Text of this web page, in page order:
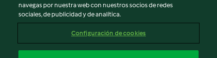
Aviso legal
Información legal
Reportar contenido
navegas por nuestra web con nuestros socios de redes
sociales, de publicidad y de analítica.
Configuración de cookies